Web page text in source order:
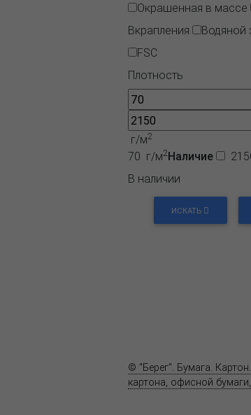
Окрашенная в массе
Вкрапления
Водяной
FSC
Плотность
г/м2
70 г/м2Наличие
В наличии
ИСКАТЬ
© "Берег". Бумага.
картона, офисной